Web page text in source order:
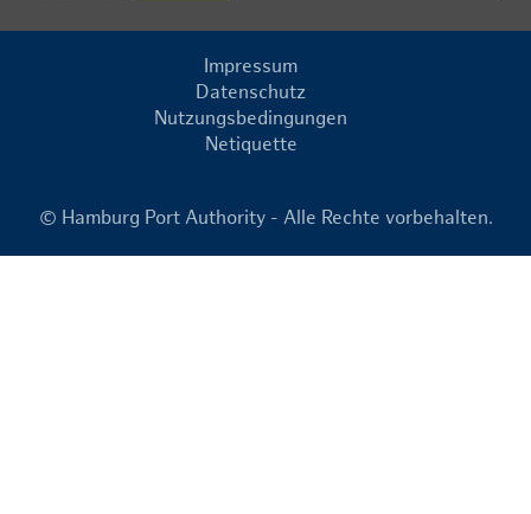
Impressum
Datenschutz
Nutzungsbedingungen
Netiquette
© Hamburg Port Authority - Alle Rechte vorbehalten.